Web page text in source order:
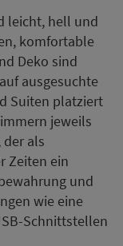
leicht, hell und
komfortable
Deko sind
ausgesuchte
Suiten platziert
jeweils
als
Zeiten ein
und
wie eine
Schnittstellen